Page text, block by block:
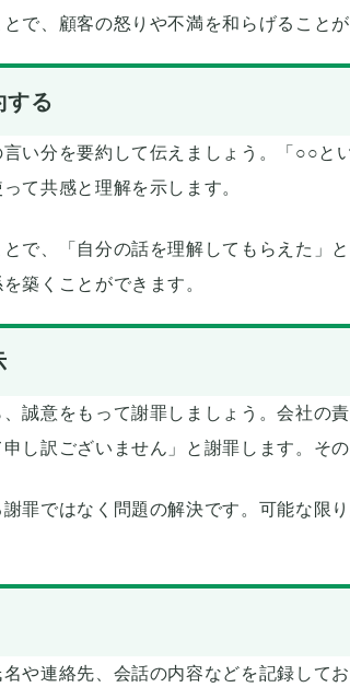
で、顧客の怒りや不満を和らげることが
する
い分を要約して伝えましょう。「○○と
て共感と理解を示します。
で、「自分の話を理解してもらえた」
築くことができます。
誠意をもって謝罪しましょう。会社の
し訳ございません」と謝罪します。そ
罪ではなく問題の解決です。可能な限
や連絡先、会話の内容などを記録して